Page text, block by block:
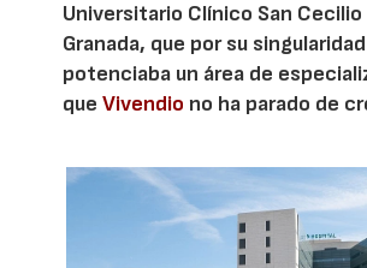
Universitario Clínico San Cecilio
Granada, que por su
potenciaba un área de
queVivendio no ha parado de